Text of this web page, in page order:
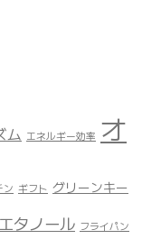
ム エネルギー効率 オ
ン ギフト グリーンキー
タノール フライパン